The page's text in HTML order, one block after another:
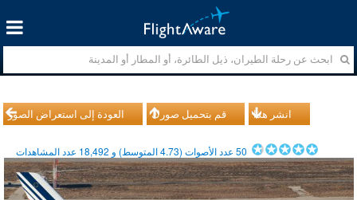
العودة إلى استعراض الصور قم بتحميل صورك انشر هذا
50عدد الأصوات (4.73المتوسط) و 18,492 عدد المشاهدات